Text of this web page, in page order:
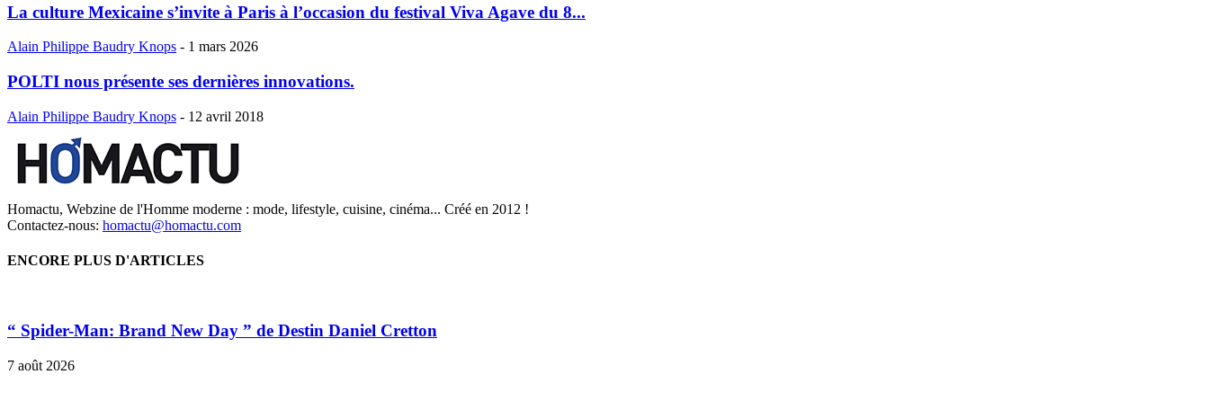
La culture Mexicaine s’invite à Paris à l’occasion du festival Viva Agave du 8...
Alain Philippe Baudry Knops - 1 mars 2026
POLTI nous présente ses dernières innovations.
Alain Philippe Baudry Knops - 12 avril 2018
Homactu, Webzine de l'Homme moderne : mode, lifestyle, cuisine, cinéma... Créé en 2012 !
Contactez-nous: homactu@homactu.com
ENCORE PLUS D'ARTICLES
“ Spider-Man: Brand New Day ” de Destin Daniel Cretton
7 août 2026